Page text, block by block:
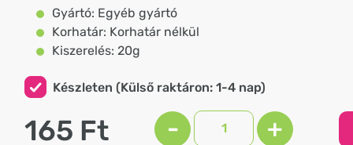
Gyártó: Egyéb gyártó
Korhatár: Korhatár nélkül
Kiszerelés: 20g
Készleten (Külső raktáron: 1-4 nap)
165 Ft - +